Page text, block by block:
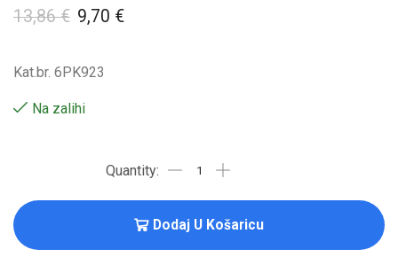
13,86€ 9,70 €
Kat.br. 6PK923
Na zalihi
Dodaj U Košaricu